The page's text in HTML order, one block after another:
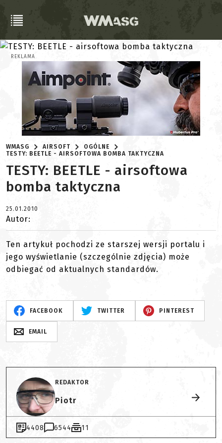
REKLAMA
WMASG AIRSOFT
OGÓLNE
TESTY: BEETLE - AIRSOFTOWA BOMBA TAKTYCZNA
TESTY: BEETLE - airsoftowa
bomba taktyczna
25.01.2010
Autor:
Ten artykuł pochodzi ze starszej wersji portalu i
jego wyświetlanie (szczególnie zdjęcia) może
odbiegać od aktualnych standardów.
FACEBOOK TWITTER PINTEREST
EMAIL
REDAKTOR
Piotr
4408 6544 11